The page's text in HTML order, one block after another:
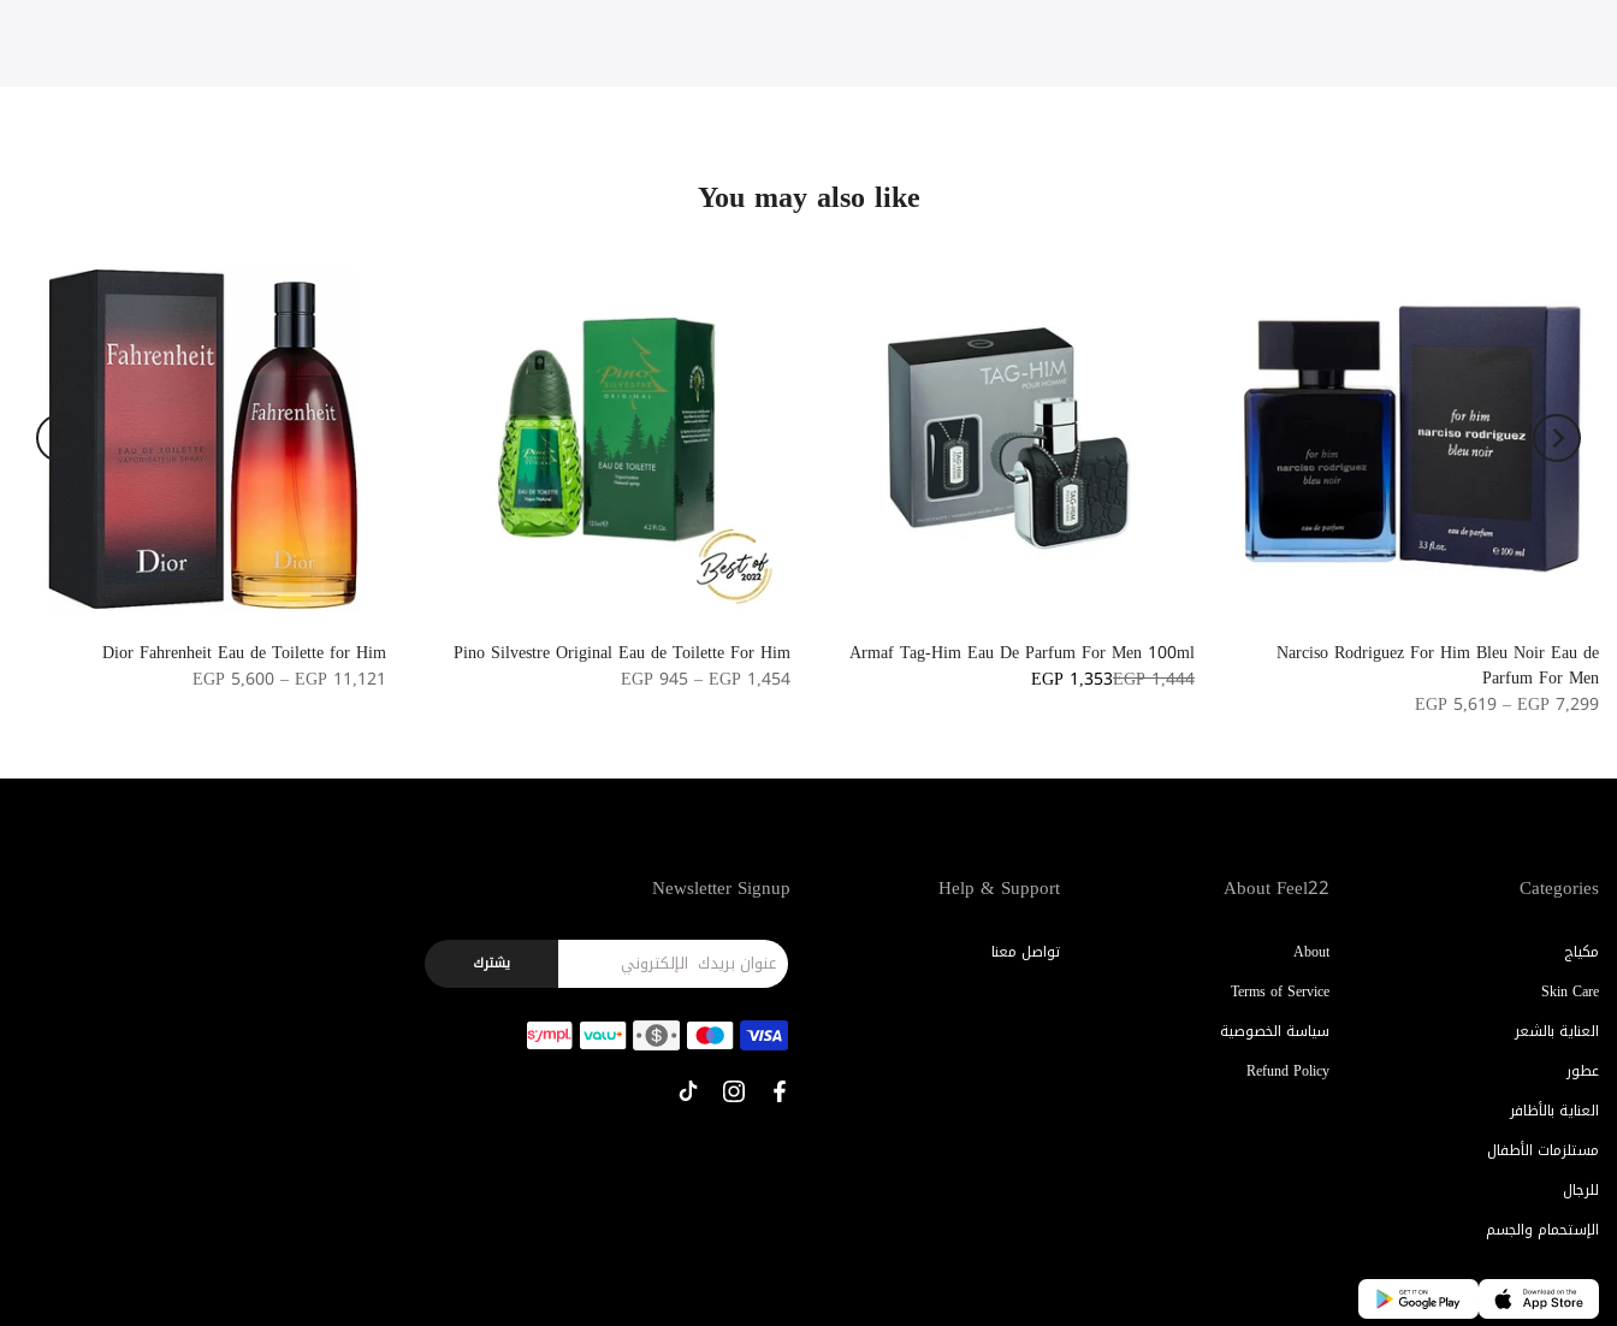
You may also like
Dior Fahrenheit Eau de Toilette for Him
EGP 5,600 – EGP 11,121
Pino Silvestre Original Eau de Toilette For Him
EGP 945 – EGP 1,454
Armaf Tag-Him Eau De Parfum For Men 100ml
EGP 1,444
EGP 1,353
Narciso Rodriguez For Him Bleu Noir Eau de
Parfum For Men
EGP 5,619 – EGP 7,299
Categories
مكياج
Skin Care
العناية بالشعر
عطور
العناية بالأظافر
مستلزمات الأطفال
للرجال
الإستحمام والجسم
About Feel22
About
Terms of Service
سياسة الخصوصية
Refund Policy
Help & Support
تواصل معنا
Newsletter Signup
يشترك